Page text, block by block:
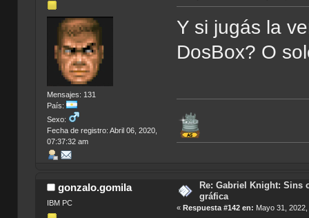
Mensajes: 131
País:
Sexo:
Fecha de registro: Abril 06, 2020,
07:37:32 am
Y si jugás la
DosBox? O
gonzalo.gomila
IBM PC
Re: Gabriel Knight: Sins
gráfica
«Respuesta #142 en: Mayo 31,